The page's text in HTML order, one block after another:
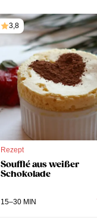
3,8
Rezept
Soufflé aus weißer
Schokolade
15–30 MIN